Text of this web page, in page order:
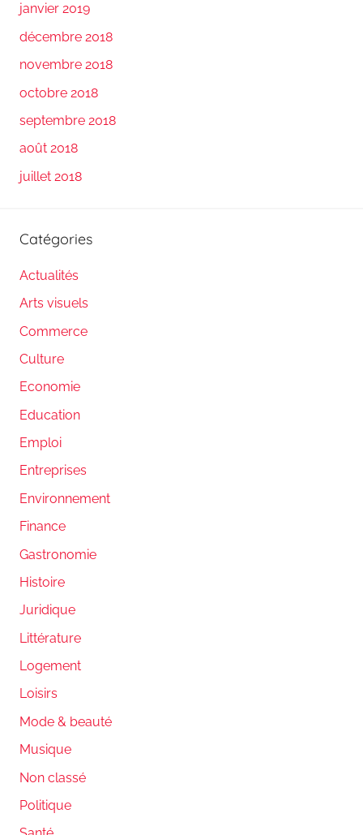
janvier 2019
décembre 2018
novembre 2018
octobre 2018
septembre 2018
août 2018
juillet 2018
Catégories
Actualités
Arts visuels
Commerce
Culture
Economie
Education
Emploi
Entreprises
Environnement
Finance
Gastronomie
Histoire
Juridique
Littérature
Logement
Loisirs
Mode & beauté
Musique
Non classé
Politique